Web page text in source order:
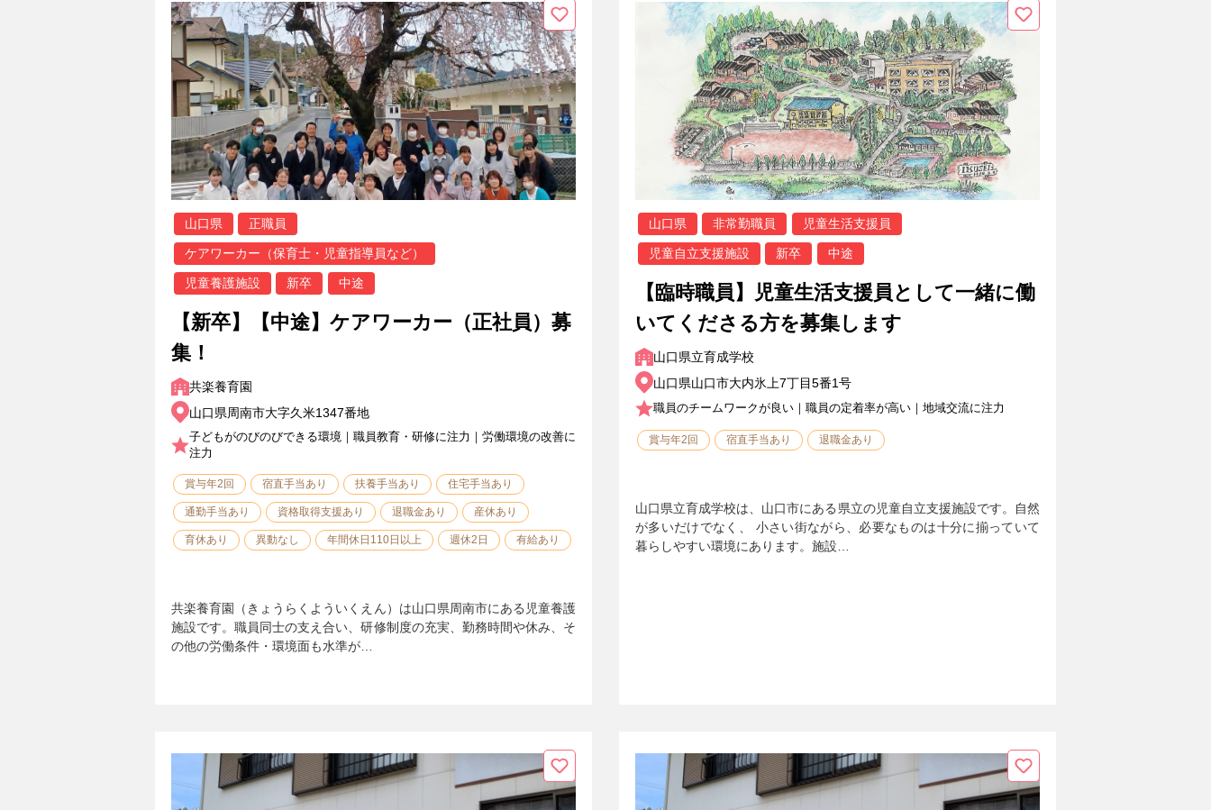
山口県 正職員
ケアワーカー（保育士・児童指導員など）
児童養護施設 新卒 中途
【新卒】【中途】ケアワーカー（正社員）募
集！
共楽養育園
山口県周南市大字久米1347番地
子どもがのびのびできる環境｜職員教育・研修に注力｜労働環境の改善に
注力
賞与年2回 宿直手当あり 扶養手当あり 住宅手当あり
通勤手当あり 資格取得支援あり 退職金あり 産休あり
育休あり 異動なし 年間休日110日以上 週休2日 有給あり
共楽養育園（きょうらくよういくえん）は山口県周南市にある児童養護
施設です。職員同士の支え合い、研修制度の充実、勤務時間や休み、そ
の他の労働条件・環境面も水準が…
山口県 非常勤職員 児童生活支援員
児童自立支援施設 新卒 中途
【臨時職員】児童生活支援員として一緒に働
いてくださる方を募集します
山口県立育成学校
山口県山口市大内氷上7丁目5番1号
職員のチームワークが良い｜職員の定着率が高い｜地域交流に注力
賞与年2回 宿直手当あり 退職金あり
山口県立育成学校は、山口市にある県立の児童自立支援施設です。自然
が多いだけでなく、 小さい街ながら、必要なものは十分に揃っていて
暮らしやすい環境にあります。施設…